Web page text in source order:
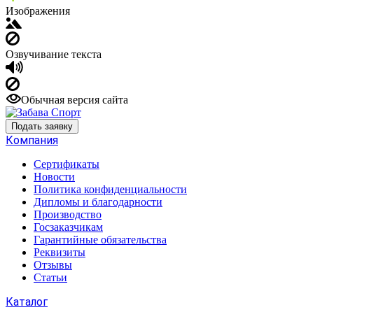
Изображения
Озвучивание текста
Обычная версия сайта
Подать заявку
Компания
Сертификаты
Новости
Политика конфиденциальности
Дипломы и благодарности
Производство
Госзаказчикам
Гарантийные обязательства
Реквизиты
Отзывы
Статьи
Каталог